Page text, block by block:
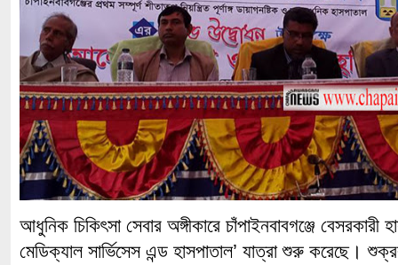
আধুনিক চিকিৎসা সেবার অঙ্গীকারে চাঁপাইনবাবগঞ্জে বেসরকারী
মেডিক্যাল সার্ভিসেস এন্ড হাসপাতাল’ যাত্রা শুরু করেছে।